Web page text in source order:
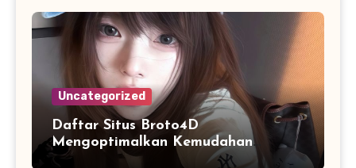
Uncategorized
Daftar Situs Broto4D
Mengoptimalkan Kemudahan
Menjelajahi Informasi Digital